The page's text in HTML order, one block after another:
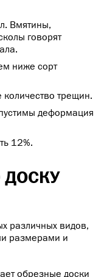
Вмятины,
говорят
ниже сорт
трещин.
деформация
12%.
ДОСКУ
различных видов,
размерами и
обрезные доски